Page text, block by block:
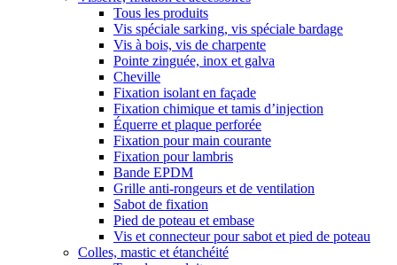
Tous les produits
Vis spéciale sarking, vis spéciale bardage
Vis à bois, vis de charpente
Pointe zinguée, inox et galva
Cheville
Fixation isolant en façade
Fixation chimique et tamis d’injection
Équerre et plaque perforée
Fixation pour main courante
Fixation pour lambris
Bande EPDM
Grille anti-rongeurs et de ventilation
Sabot de fixation
Pied de poteau et embase
Vis et connecteur pour sabot et pied de poteau
Colles, mastic et étanchéité